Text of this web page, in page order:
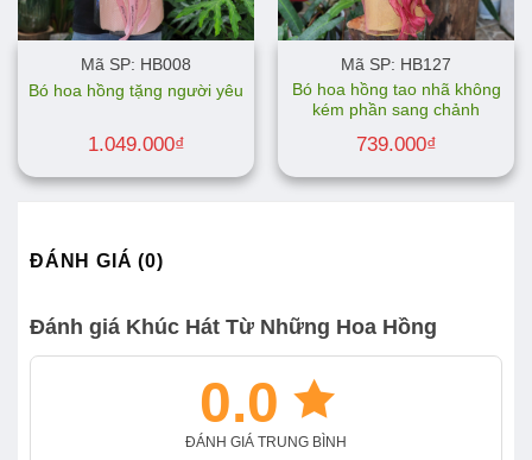
Mã SP: HB008
Bó hoa hồng tặng người yêu
1.049.000₫
Mã SP: HB127
Bó hoa hồng tao nhã không
kém phần sang chảnh
739.000₫
ĐÁNH GIÁ (0)
Đánh giá Khúc Hát Từ Những Hoa Hồng
0.0
ĐÁNH GIÁ TRUNG BÌNH